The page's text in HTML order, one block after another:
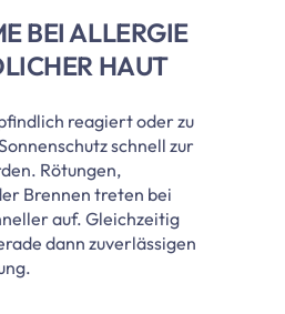
BEI ALLERGIE
HAUT
reagiert oder zu
schnell zur
Rötungen,
Brennen treten bei
auf. Gleichzeitig
dann zuverlässigen